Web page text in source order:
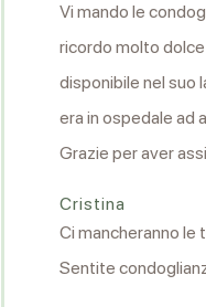
Vi mando le
ricordo molto
disponibile nel suo
era in ospedale ad
Grazie per aver
Cristina
Ci mancheranno le
Sentite